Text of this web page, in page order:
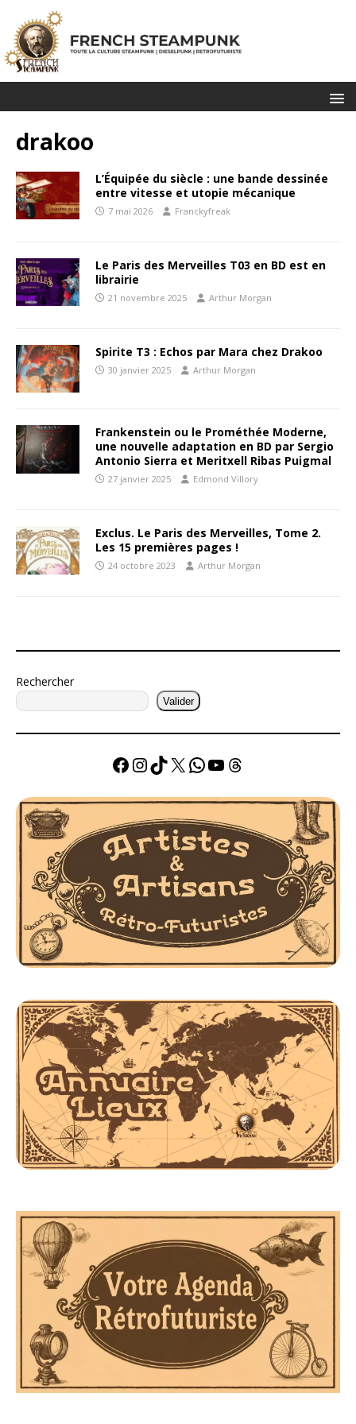
drakoo
L’Équipée du siècle : une bande dessinée
entre vitesse et utopie mécanique
7 mai 2026 Franckyfreak
Le Paris des Merveilles T03 en BD est en
librairie
21 novembre 2025 Arthur Morgan
Spirite T3 : Echos par Mara chez Drakoo
30 janvier 2025 Arthur Morgan
Frankenstein ou le Prométhée Moderne,
une nouvelle adaptation en BD par Sergio
Antonio Sierra et Meritxell Ribas Puigmal
27 janvier 2025 Edmond Villory
Exclus. Le Paris des Merveilles, Tome 2.
Les 15 premières pages !
24 octobre 2023 Arthur Morgan
Rechercher
Valider